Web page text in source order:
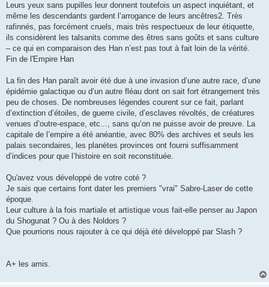
Leurs yeux sans pupilles leur donnent toutefois un aspect inquiétant, et
même les descendants gardent l’arrogance de leurs ancêtres2. Très
rafinnés, pas forcément cruels, mais très respectueux de leur étiquette,
ils considèrent les talsanits comme des êtres sans goûts et sans culture
– ce qui en comparaison des Han n’est pas tout à fait loin de la vérité.
Fin de l'Empire Han
La fin des Han paraît avoir été due à une invasion d’une autre race, d’une
épidémie galactique ou d’un autre fléau dont on sait fort étrangement très
peu de choses. De nombreuses légendes courent sur ce fait, parlant
d’extinction d’étoiles, de guerre civile, d’esclaves révoltés, de créatures
venues d’outre-espace, etc..., sans qu’on ne puisse avoir de preuve. La
capitale de l’empire a été anéantie, avec 80% des archives et seuls les
palais secondaires, les planètes provinces ont fourni suffisamment
d’indices pour que l’histoire en soit reconstituée.
Qu'avez vous développé de votre coté ?
Je sais que certains font dater les premiers "vrai" Sabre-Laser de cette
époque.
Leur culture à la fois martiale et artistique vous fait-elle penser au Japon
du Shogunat ? Ou à des Noldors ?
Que pourrions nous rajouter à ce qui déjà été développé par Slash ?
A+ les amis.